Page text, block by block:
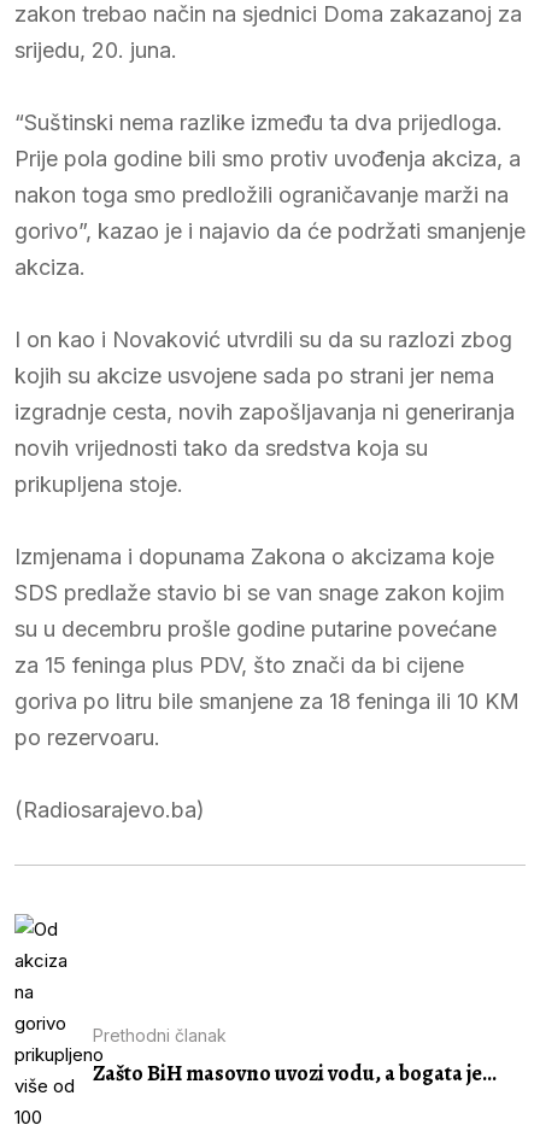
zakon trebao način na sjednici Doma zakazanoj za
srijedu, 20. juna.
“Suštinski nema razlike između ta dva prijedloga.
Prije pola godine bili smo protiv uvođenja akciza, a
nakon toga smo predložili ograničavanje marži na
gorivo”, kazao je i najavio da će podržati smanjenje
akciza.
I on kao i Novaković utvrdili su da su razlozi zbog
kojih su akcize usvojene sada po strani jer nema
izgradnje cesta, novih zapošljavanja ni generiranja
novih vrijednosti tako da sredstva koja su
prikupljena stoje.
Izmjenama i dopunama Zakona o akcizama koje
SDS predlaže stavio bi se van snage zakon kojim
su u decembru prošle godine putarine povećane
za 15 feninga plus PDV, što znači da bi cijene
goriva po litru bile smanjene za 18 feninga ili 10 KM
po rezervoaru.
(Radiosarajevo.ba)
Prethodni članak
Zašto BiH masovno uvozi vodu, a bogata je...